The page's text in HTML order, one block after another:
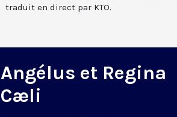
traduit en direct par KTO.
Angélus et Regina
Cæli